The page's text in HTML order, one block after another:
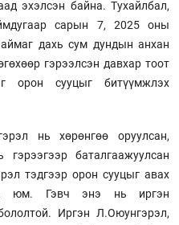
эхэлсэн байна. Тухайлбал,
сарын 7, 2025 оны
дахь сум дундын анхан
гэрээлсэн давхар тоот
орон сууцыг битүүмжлэх
нь хөрөнгөө оруулсан,
баталгаажуулсан
тэдгээр орон сууцыг авах
юм. Гэвч энэ нь иргэн
Иргэн Л.Оюунгэрэл,